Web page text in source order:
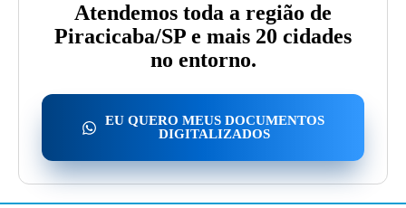
Atendemos toda a região de
Piracicaba/SP e mais 20 cidades
no entorno.
EU QUERO MEUS DOCUMENTOS
DIGITALIZADOS